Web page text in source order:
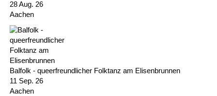
28 Aug. 26
Aachen
Balfolk - queerfreundlicher Folktanz am Elisenbrunnen
11 Sep. 26
Aachen